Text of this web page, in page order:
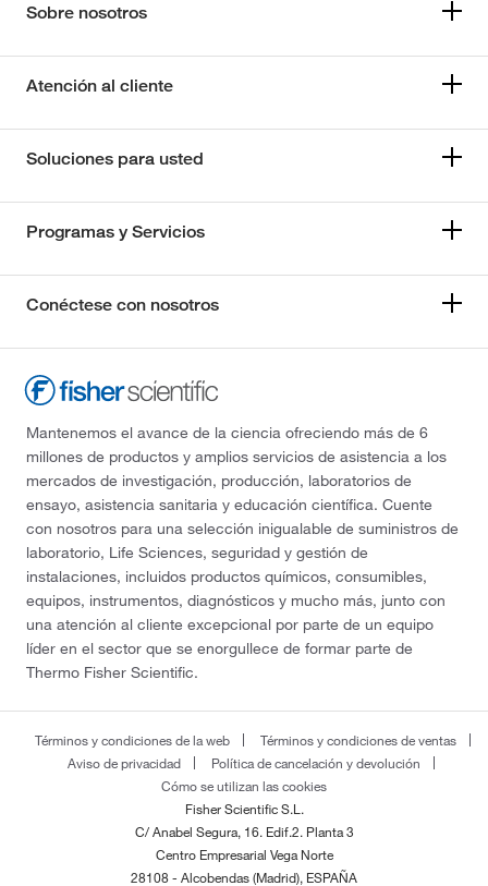
Sobre nosotros
Atención al cliente
Soluciones para usted
Programas y Servicios
Conéctese con nosotros
Mantenemos el avance de la ciencia ofreciendo más de 6
millones de productos y amplios servicios de asistencia a los
mercados de investigación, producción, laboratorios de
ensayo, asistencia sanitaria y educación científica. Cuente
con nosotros para una selección inigualable de suministros de
laboratorio, Life Sciences, seguridad y gestión de
instalaciones, incluidos productos químicos, consumibles,
equipos, instrumentos, diagnósticos y mucho más, junto con
una atención al cliente excepcional por parte de un equipo
líder en el sector que se enorgullece de formar parte de
Thermo Fisher Scientific.
Términos y condiciones de la web
Términos y condiciones de ventas
Aviso de privacidad
Política de cancelación y devolución
Cómo se utilizan las cookies
Fisher Scientific S.L.
C/ Anabel Segura, 16. Edif.2. Planta 3
Centro Empresarial Vega Norte
28108 - Alcobendas (Madrid), ESPAÑA